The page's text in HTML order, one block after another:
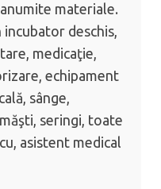
materiale.
incubator deschis,
medicaţie,
echipament
sânge,
seringi, toate
asistent medical